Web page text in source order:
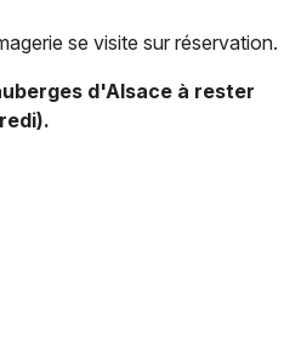
se visite sur réservation.
d'Alsace à rester